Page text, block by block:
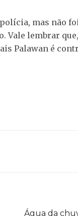
mas não
Vale lembrar
Palawan é
Água da